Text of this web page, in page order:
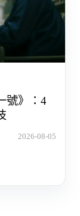
號》：4
2026-08-05